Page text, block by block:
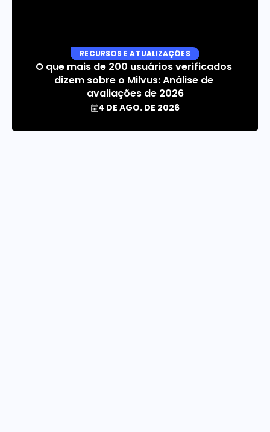
RECURSOS E ATUALIZAÇÕES
O que mais de 200 usuários verificados
dizem sobre o Milvus: Análise de
avaliações de 2026
4 DE AGO. DE 2026